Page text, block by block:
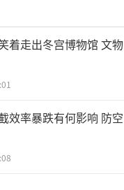
着走出冬宫博物馆 文物
效率暴跌有何影响 防空